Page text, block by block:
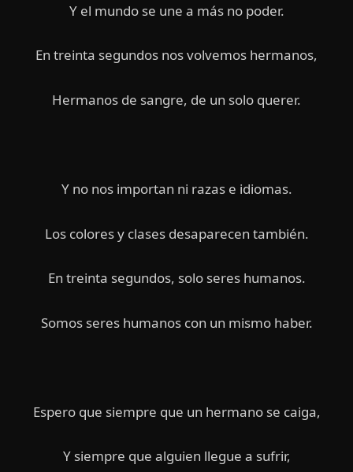
Y el mundo se une a más no poder.
En treinta segundos nos volvemos hermanos,
Hermanos de sangre, de un solo querer.
Y no nos importan ni razas e idiomas.
Los colores y clases desaparecen también.
En treinta segundos, solo seres humanos.
Somos seres humanos con un mismo haber.
Espero que siempre que un hermano se caiga,
Y siempre que alguien llegue a sufrir,